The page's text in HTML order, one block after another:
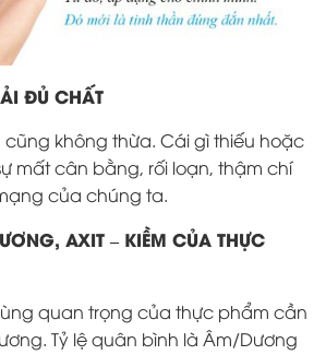
ĐỦ CHẤT
không thừa. Cái gì thiếu hoặc
mất cân bằng, rối loạn, thậm chí
của chúng ta.
AXIT – KIỀM CỦA THỰC
quan trọng của thực phẩm cần
Tỷ lệ quân bình là Âm/Dương